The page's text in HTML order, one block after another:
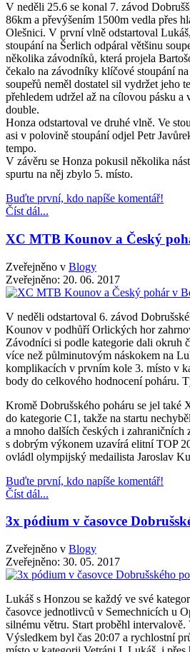
V neděli 25.6 se konal 7. závod
86km a převýšením 1500m vedla přes
Olešnici. V první vlně odstartoval
stoupání na Šerlich odpáral většinu
několika závodníků, která projela
čekalo na závodníky klíčové stoupání
soupeřů neměl dostatel sil vydržet jeho
přehledem udržel až na cílovou pásku
double.
Honza odstartoval ve druhé vlně. Ve
asi v polovině stoupání odjel Petr
tempo.
V závěru se Honza pokusil několika
spurtu na něj zbylo 5. místo.
Buďte první, kdo napíše komentář!
Číst dál...
XC MTB Kounov a Český
Zveřejněno v Blogy
Zveřejněno: 20. 06. 2017
V neděli odstartoval 6. závod
Kounov v podhůří Orlických hor
Závodníci si podle kategorie dali okruh
více než půlminutovým náskokem na
komplikacích v prvním kole 3. místo v
body do celkového hodnocení poháru.
Kromě Dobrušského poháru se jel také
do kategorie C1, takže na startu
a mnoho dalších českých i
s dobrým výkonem uzavírá elitní TOP
ovládl olympijský medailista Jaroslav
Buďte první, kdo napíše komentář!
Číst dál...
3x pódium v časovce
Zveřejněno v Blogy
Zveřejněno: 30. 05. 2017
Lukáš s Honzou se každý ve své
časovce jednotlivců v Semechnicích u
silnému větru. Start proběhl
Výsledkem byl čas 20:07 a rychlostní